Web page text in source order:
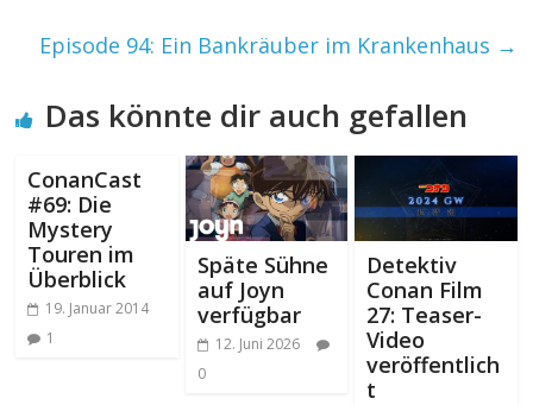
Episode 94: Ein Bankräuber im Krankenhaus →
Das könnte dir auch gefallen
ConanCast
#69: Die
Mystery
Touren im
Überblick
19. Januar 2014
1
Späte Sühne
auf Joyn
verfügbar
12. Juni 2026
0
Detektiv
Conan Film
27: Teaser-
Video
veröffentlich
t